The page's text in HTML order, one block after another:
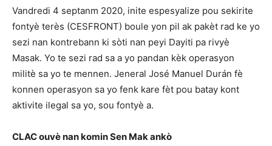
Vandredi 4 septanm 2020, inite espesyalize pou sekirite
fontyè terès (CESFRONT) boule yon pil ak pakèt rad ke yo
sezi nan kontrebann ki sòti nan peyi Dayiti pa rivyè
Masak. Yo te sezi rad sa a yo pandan kèk operasyon
militè sa yo te mennen. Jeneral José Manuel Durán fè
konnen operasyon sa yo fenk kare fèt pou batay kont
aktivite ilegal sa yo, sou fontyè a.
CLAC ouvè nan komin Sen Mak ankò